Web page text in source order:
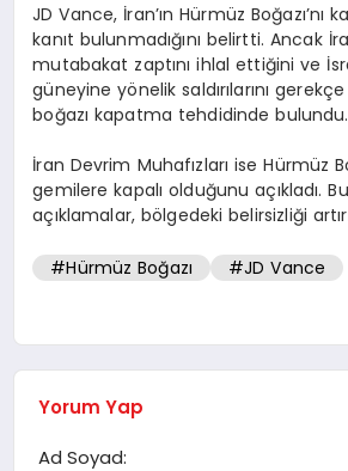
JD Vance, İran’ın Hürmüz Boğazı’nı
kanıt bulunmadığını belirtti. Ancak
mutabakat zaptını ihlal ettiğini ve
güneyine yönelik saldırılarını
boğazı kapatma tehdidinde bulundu.
İran Devrim Muhafızları ise Hürmüz
gemilere kapalı olduğunu açıkladı.
açıklamalar, bölgedeki belirsizliği
#Hürmüz Boğazı #JD Vance
Yorum Yap
Ad Soyad: